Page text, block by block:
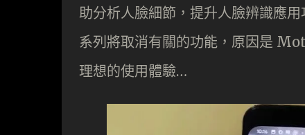
助分析人臉細節，提升人臉辨識應
系列將取消有關的功能，原因是
理想的使用體驗…